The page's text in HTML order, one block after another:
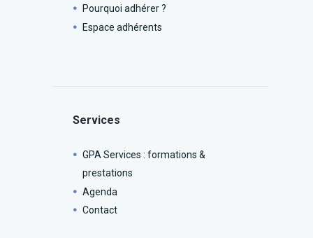
Pourquoi adhérer ?
Espace adhérents
Services
GPA Services : formations &
prestations
Agenda
Contact